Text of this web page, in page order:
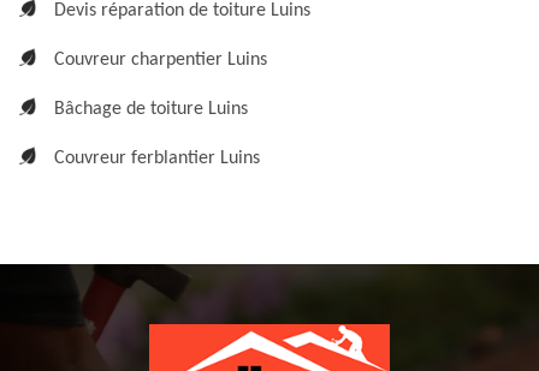
Devis réparation de toiture Luins
Couvreur charpentier Luins
Bâchage de toiture Luins
Couvreur ferblantier Luins